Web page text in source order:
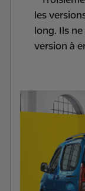
les
long. Ils
version à